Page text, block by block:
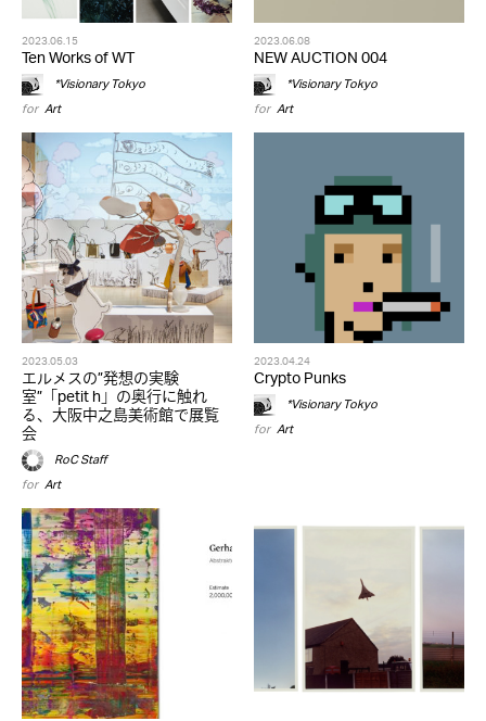
2023.06.15
Ten Works of WT
*Visionary Tokyo
for Art
2023.06.08
NEW AUCTION 004
*Visionary Tokyo
for Art
2023.05.03
エルメスの”発想の実験
室”「petit h」の奥行に触れ
る、大阪中之島美術館で展覧
会
RoC Staff
for Art
2023.04.24
Crypto Punks
*Visionary Tokyo
for Art